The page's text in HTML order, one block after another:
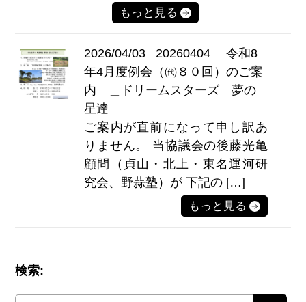
もっと見る
2026/04/03
20260404 令和8
年4月度例会（㈹８０回）のご案
内 ＿ドリームスターズ 夢の
星達
ご案内が直前になって申し訳あ
りません。 当協議会の後藤光亀
顧問（貞山・北上・東名運河研
究会、野蒜塾）が 下記の […]
もっと見る
検索: